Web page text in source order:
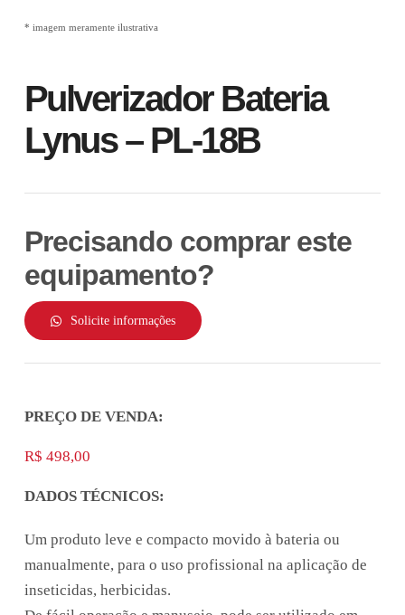
* imagem meramente ilustrativa
Pulverizador Bateria
Lynus – PL-18B
Precisando comprar este
equipamento?
Solicite informações
PREÇO DE VENDA:
R$ 498,00
DADOS TÉCNICOS:
Um produto leve e compacto movido à bateria ou
manualmente, para o uso profissional na aplicação de
inseticidas, herbicidas.